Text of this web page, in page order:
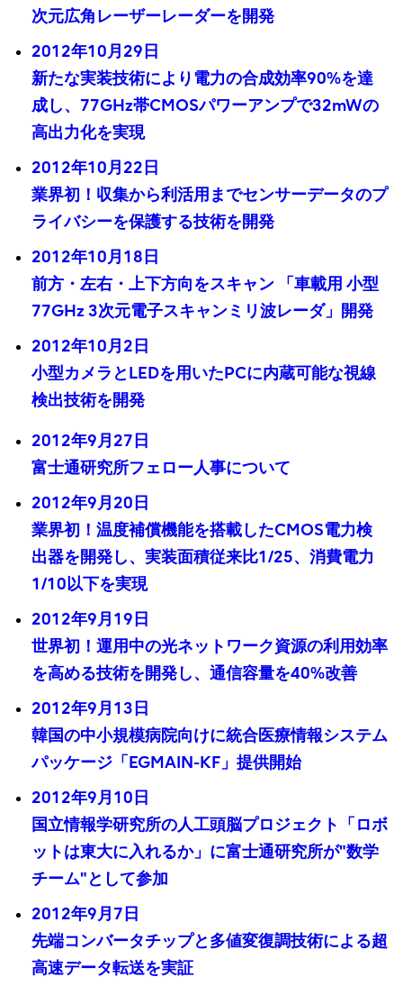
次元広角レーザーレーダーを開発
2012年10月29日
新たな実装技術により電力の合成効率90%を達
成し、77GHz帯CMOSパワーアンプで32mWの
高出力化を実現
2012年10月22日
業界初！収集から利活用までセンサーデータのプ
ライバシーを保護する技術を開発
2012年10月18日
前方・左右・上下方向をスキャン 「車載用 小型
77GHz 3次元電子スキャンミリ波レーダ」開発
2012年10月2日
小型カメラとLEDを用いたPCに内蔵可能な視線
検出技術を開発
2012年9月27日
富士通研究所フェロー人事について
2012年9月20日
業界初！温度補償機能を搭載したCMOS電力検
出器を開発し、実装面積従来比1/25、消費電力
1/10以下を実現
2012年9月19日
世界初！運用中の光ネットワーク資源の利用効率
を高める技術を開発し、通信容量を40%改善
2012年9月13日
韓国の中小規模病院向けに統合医療情報システム
パッケージ「EGMAIN-KF」提供開始
2012年9月10日
国立情報学研究所の人工頭脳プロジェクト「ロボ
ットは東大に入れるか」に富士通研究所が"数学
チーム"として参加
2012年9月7日
先端コンバータチップと多値変復調技術による超
高速データ転送を実証